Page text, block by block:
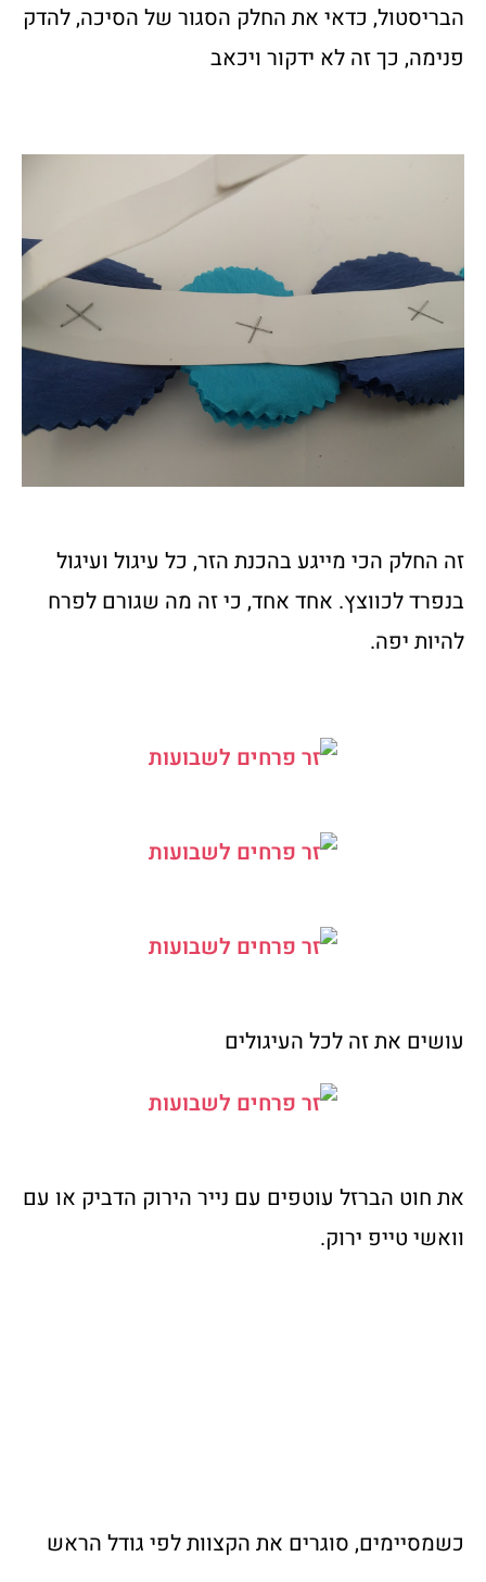
הבריסטול, כדאי את החלק הסגור של הסיכה, להדק
פנימה, כך זה לא ידקור ויכאב
זה החלק הכי מייגע בהכנת הזר, כל עיגול ועיגול
בנפרד לכווצץ. אחד אחד, כי זה מה שגורם לפרח
להיות יפה.
עושים את זה לכל העיגולים
את חוט הברזל עוטפים עם נייר הירוק הדביק או עם
וואשי טייפ ירוק.
כשמסיימים, סוגרים את הקצוות לפי גודל הראש